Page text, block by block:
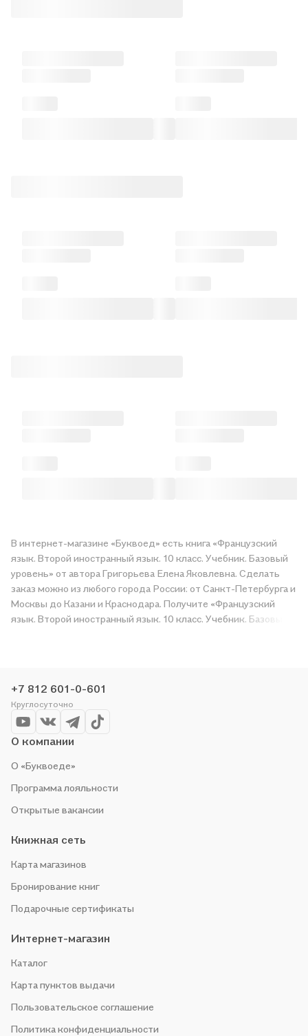
В интернет-магазине «Буквоед» есть книга «Французский
язык. Второй иностранный язык. 10 класс. Учебник. Базовый
уровень» от автора Григорьева Елена Яковлевна. Сделать
заказ можно из любого города России: от Санкт-Петербурга и
Москвы до Казани и Краснодара. Получите «Французский
язык. Второй иностранный язык. 10 класс. Учебник. Базовый
чтобы не упустить выгоду!
+7 812 601-0-601
Круглосуточно
О компании
О «Буквоеде»
Программа лояльности
Открытые вакансии
Книжная сеть
Карта магазинов
Бронирование книг
Подарочные сертификаты
Интернет-магазин
Каталог
Карта пунктов выдачи
Пользовательское соглашение
Политика конфиденциальности